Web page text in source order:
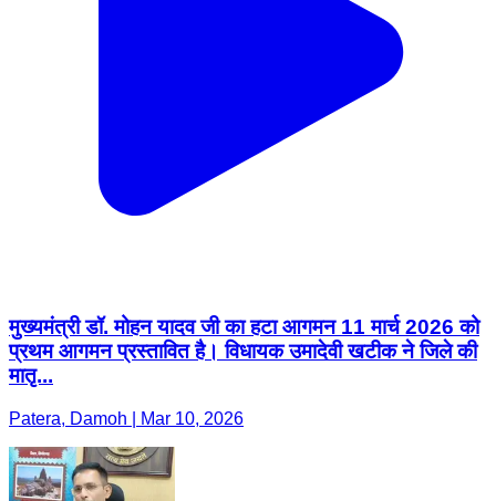
मुख्यमंत्री डॉ. मोहन यादव जी का हटा आगमन 11 मार्च 2026 को
प्रथम आगमन प्रस्तावित है। विधायक उमादेवी खटीक ने जिले की
मातृ...
Patera, Damoh | Mar 10, 2026